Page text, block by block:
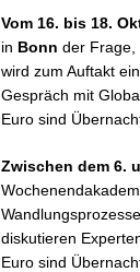
Vom 16. bis 18.
in Bonn der Frage,
wird zum Auftakt
Gespräch mit
Euro sind
Zwischen dem 6.
diskutieren
Euro sind